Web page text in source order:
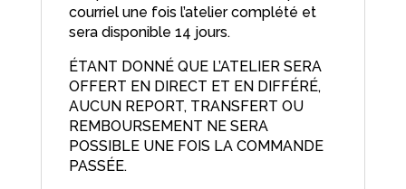
courriel une fois l’atelier complété et
sera disponible 14 jours.
ÉTANT DONNÉ QUE L’ATELIER SERA
OFFERT EN DIRECT ET EN DIFFÉRÉ,
AUCUN REPORT, TRANSFERT OU
REMBOURSEMENT NE SERA
POSSIBLE UNE FOIS LA COMMANDE
PASSÉE.